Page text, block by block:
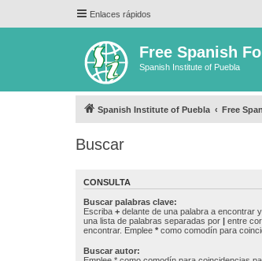
Enlaces rápidos
Free Spanish
Spanish Institute of Puebla
Spanish Institute of Puebla Free
Buscar
CONSULTA
Buscar palabras clave:
Escriba + delante de una palabra a encontrar y
una lista de palabras separadas por | entre
encontrar. Emplee * como comodín para
Buscar autor: